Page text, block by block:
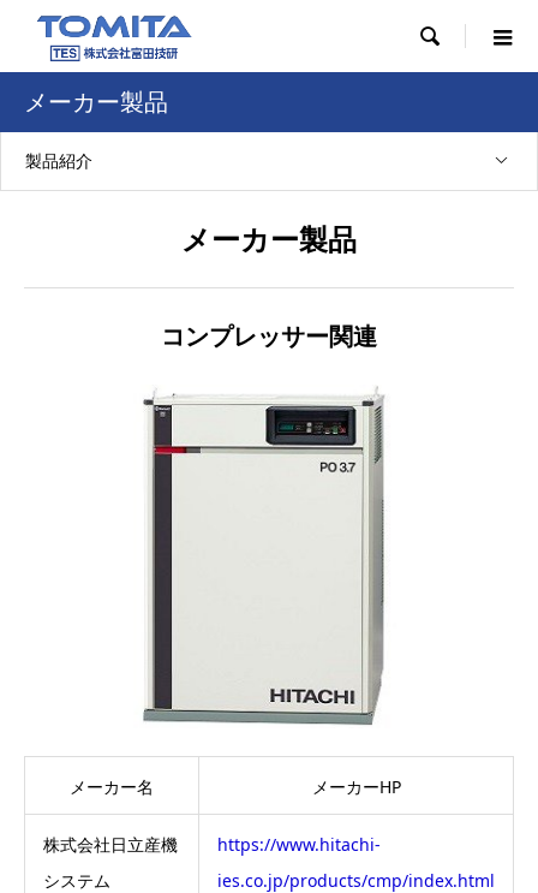

メーカー製品
製品紹介
メーカー製品
コンプレッサー関連
メーカー名 メーカーHP
株式会社日立産機
システム
https://www.hitachi-
ies.co.jp/products/cmp/index.html